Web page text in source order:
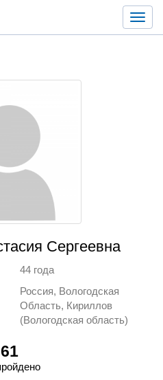
Сергеевна
44 года
Россия, Вологодская
Область, Кириллов
(Вологодская область)
61